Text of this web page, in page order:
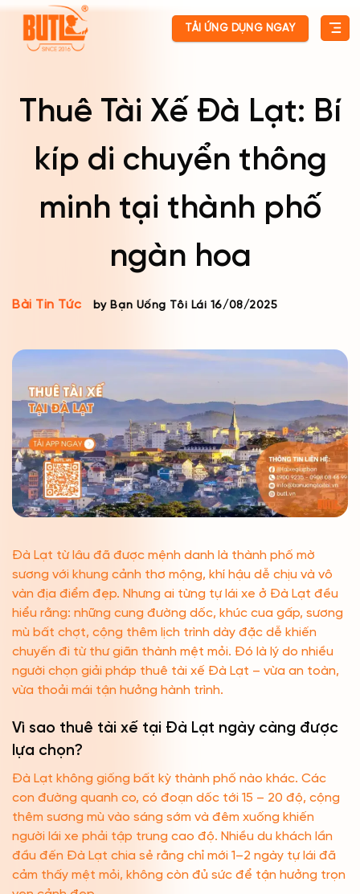
Skip
content
TẢI ỨNG DỤNG NGAY
Thuê Tài Xế Đà Lạt: Bí
kíp di chuyển thông
minh tại thành phố
ngàn hoa
Bài Tin Tức by Bạn Uống Tôi Lái 16/08/2025
Đà Lạt từ lâu đã được mệnh danh là thành phố mờ
sương với khung cảnh thơ mộng, khí hậu dễ chịu và vô
vàn địa điểm đẹp. Nhưng ai từng tự lái xe ở Đà Lạt đều
hiểu rằng: những cung đường dốc, khúc cua gấp, sương
mù bất chợt, cộng thêm lịch trình dày đặc dễ khiến
chuyến đi từ thư giãn thành mệt mỏi. Đó là lý do nhiều
người chọn giải pháp thuê tài xế Đà Lạt – vừa an toàn,
vừa thoải mái tận hưởng hành trình.
Vì sao thuê tài xế tại Đà Lạt ngày càng được
lựa chọn?
Đà Lạt không giống bất kỳ thành phố nào khác. Các
con đường quanh co, có đoạn dốc tới 15 – 20 độ, cộng
thêm sương mù vào sáng sớm và đêm xuống khiến
người lái xe phải tập trung cao độ. Nhiều du khách lần
đầu đến Đà Lạt chia sẻ rằng chỉ mới 1–2 ngày tự lái đã
cảm thấy mệt mỏi, không còn đủ sức để tận hưởng trọn